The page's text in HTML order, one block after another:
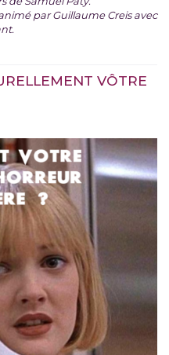
par Guillaume Creis avec
VÔTRE